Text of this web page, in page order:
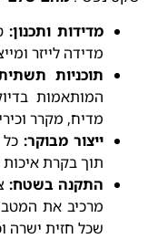
מדידות ותכנון:
מדידה לייזר
תוכניות
המותאמות
מדיח, מקרר
ייצור מבוקר:
תוך בקרת איכות
התקנה בשטח:
מרכיב את
שכל חזית ישרה